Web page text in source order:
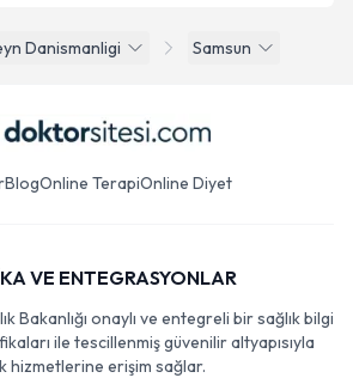
Danismanligi Samsun
BlogOnline TerapiOnline Diyet
VE ENTEGRASYONLAR
Bakanlığı onaylı ve entegreli bir sağlık bilgi
ile tescillenmiş güvenilir altyapısıyla
hizmetlerine erişim sağlar.